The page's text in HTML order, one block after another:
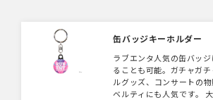
缶バッジキーホルダー
ラブエンタ人気の缶バッ
ることも可能。ガチャガ
ルグッズ、コンサートの
ベルティにも人気です。